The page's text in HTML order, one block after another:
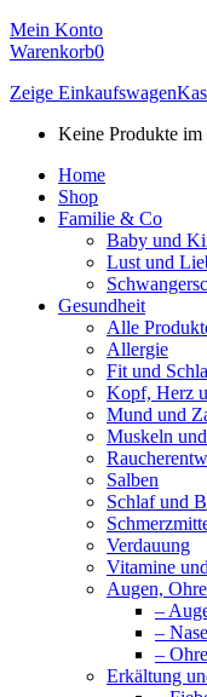
Mein Konto
Warenkorb0
Zeige Einkaufswagen
Keine Produkte
Home
Shop
Familie & Co
Baby und
Lust und
Gesundheit
Alle
Allergie
Fit und
Kopf, Herz
Mund und
Muskeln
Salben
Schlaf und
Verdauung
Vitamine
Augen,
–
– Nase
–
Erkältung